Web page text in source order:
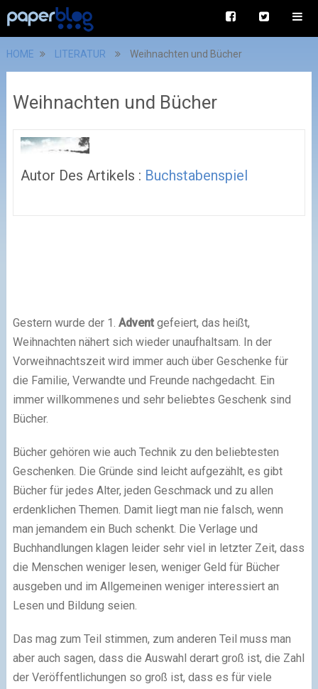
HOME LITERATUR Weihnachten und Bücher
Weihnachten und Bücher
Autor Des Artikels : Buchstabenspiel
Gestern wurde der 1. Adventgefeiert, das heißt,
Weihnachten nähert sich wieder unaufhaltsam. In der
Vorweihnachtszeit wird immer auch über Geschenke für
die Familie, Verwandte und Freunde nachgedacht. Ein
immer willkommenes und sehr beliebtes Geschenk sind
Bücher.
Bücher gehören wie auch Technik zu den beliebtesten
Geschenken. Die Gründe sind leicht aufgezählt, es gibt
Bücher für jedes Alter, jeden Geschmack und zu allen
erdenklichen Themen. Damit liegt man nie falsch, wenn
man jemandem ein Buch schenkt. Die Verlage und
Buchhandlungen klagen leider sehr viel in letzter Zeit, dass
die Menschen weniger lesen, weniger Geld für Bücher
ausgeben und im Allgemeinen weniger interessiert an
Lesen und Bildung seien.
Das mag zum Teil stimmen, zum anderen Teil muss man
aber auch sagen, dass die Auswahl derart groß ist, die Zahl
der Veröffentlichungen so groß ist, dass es für viele